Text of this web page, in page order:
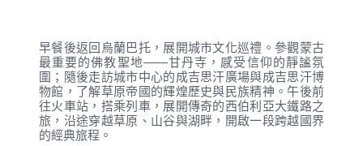
早餐後返回烏蘭巴托，展開城市文化巡禮。參觀蒙古
最重要的佛教聖地——甘丹寺，感受信仰的靜謐氛
圍；隨後走訪城市中心的成吉思汗廣場與成吉思汗博
物館，了解草原帝國的輝煌歷史與民族精神。午後前
往火車站，搭乘列車，展開傳奇的西伯利亞大鐵路之
旅，沿途穿越草原、山谷與湖畔，開啟一段跨越國界
的經典旅程。